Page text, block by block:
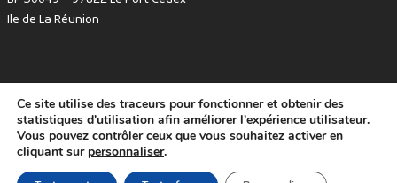
Ile de La Réunion
Développé avec favoritepar le Territoire de l'Ouest © www.tco.re -2026.
Politique de protection des données personnelles
Mentions légales
Accessibilité : non conforme
Ce site utilise des traceurs pour fonctionner et obtenir des
statistiques d'utilisation afin améliorer l'expérience utilisateur.
Vous pouvez contrôler ceux que vous souhaitez activer en
cliquant sur personnaliser.